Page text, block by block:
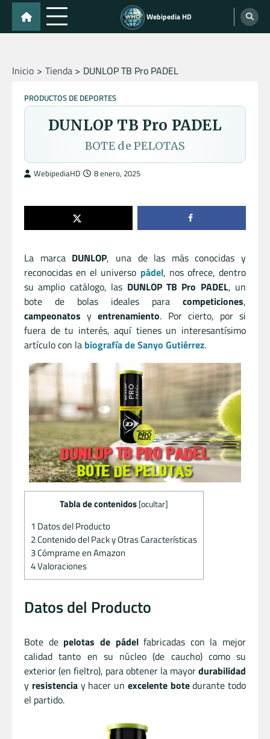
Skip
content
Webipedia HD
Inicio Tienda DUNLOP TB Pro PADEL
PRODUCTOS DE DEPORTES
DUNLOP TB Pro PADEL
BOTE de PELOTAS
WebipediaHD 8 enero, 2025
La marca DUNLOP, una de las más conocidas y
reconocidas en el universo pádel, nos ofrece, dentro
su amplio catálogo, las DUNLOP TB Pro PADEL, un
bote de bolas ideales para competiciones,
campeonatos yentrenamiento. Por cierto, por si
fuera de tu interés, aquí tienes un interesantísimo
artículo con la biografía de Sanyo Gutiérrez.
Tabla de contenidos [ocultar]
1 Datos del Producto
2Contenido del Pack y Otras Características
3Cómprame en Amazon
4Valoraciones
Datos del Producto
Bote de pelotas de pádelfabricadas con la mejor
calidad tanto en su núcleo (de caucho) como su
exterior (en fieltro), para obtener la mayordurabilidad
y resistenciay hacer un excelente botedurante todo
el partido.